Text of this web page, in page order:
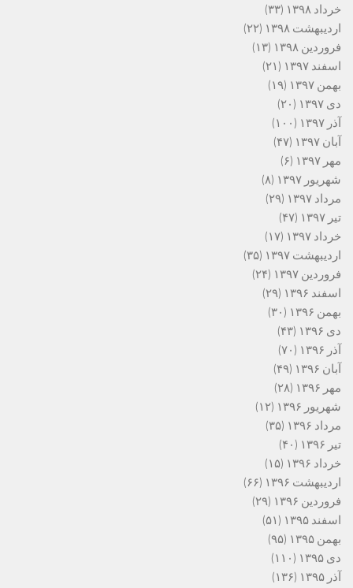
خرداد ۱۳۹۸
(۳۳)
اردیبهشت ۱۳۹۸
(۲۲)
فروردین ۱۳۹۸
(۱۳)
اسفند ۱۳۹۷
(۲۱)
بهمن ۱۳۹۷
(۱۹)
دی ۱۳۹۷
(۲۰)
آذر ۱۳۹۷
(۱۰۰)
آبان ۱۳۹۷
(۴۷)
مهر ۱۳۹۷
(۶)
شهریور ۱۳۹۷
(۸)
مرداد ۱۳۹۷
(۲۹)
تیر ۱۳۹۷
(۴۷)
خرداد ۱۳۹۷
(۱۷)
اردیبهشت ۱۳۹۷
(۳۵)
فروردین ۱۳۹۷
(۲۴)
اسفند ۱۳۹۶
(۲۹)
بهمن ۱۳۹۶
(۳۰)
دی ۱۳۹۶
(۴۳)
آذر ۱۳۹۶
(۷۰)
آبان ۱۳۹۶
(۴۹)
مهر ۱۳۹۶
(۲۸)
شهریور ۱۳۹۶
(۱۲)
مرداد ۱۳۹۶
(۳۵)
تیر ۱۳۹۶
(۴۰)
خرداد ۱۳۹۶
(۱۵)
اردیبهشت ۱۳۹۶
(۶۶)
فروردین ۱۳۹۶
(۲۹)
اسفند ۱۳۹۵
(۵۱)
بهمن ۱۳۹۵
(۹۵)
دی ۱۳۹۵
(۱۱۰)
آذر ۱۳۹۵
(۱۳۶)